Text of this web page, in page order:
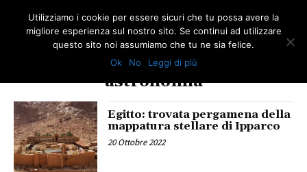
astronomia
Egitto: trovata pergamena della
mappatura stellare di Ipparco
20 Ottobre 2022
Utilizziamo i cookie per essere sicuri che tu possa avere la
migliore esperienza sul nostro sito. Se continui ad utilizzare
questo sito noi assumiamo che tu ne sia felice.
Ok
No Leggi di più